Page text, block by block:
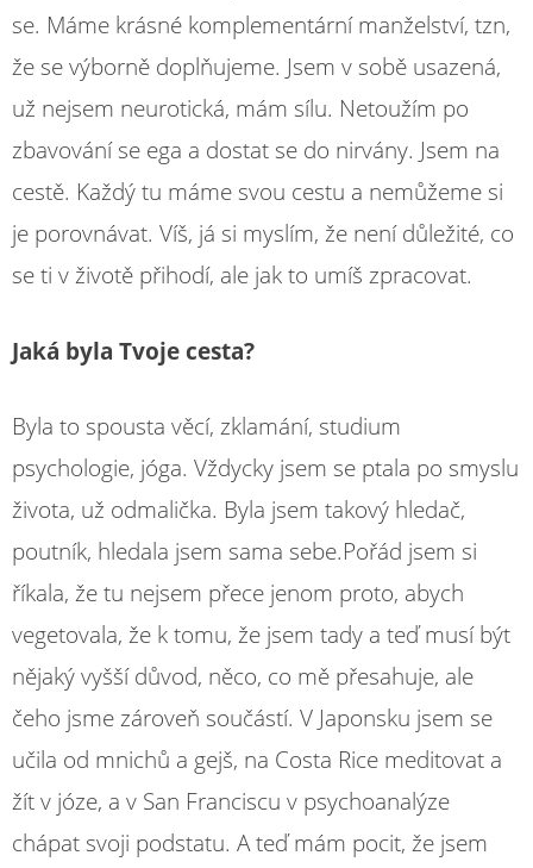
se. Máme krásné komplementární manželství, tzn,
že se výborně doplňujeme. Jsem v sobě usazená,
už nejsem neurotická, mám sílu. Netoužím po
zbavování se ega a dostat se do nirvány. Jsem na
cestě. Každý tu máme svou cestu a nemůžeme si
je porovnávat. Víš, já si myslím, že není důležité, co
se ti v životě přihodí, ale jak to umíš zpracovat.
Jaká byla Tvoje cesta?
Byla to spousta věcí, zklamání, studium
psychologie, jóga. Vždycky jsem se ptala po smyslu
života, už odmalička. Byla jsem takový hledač,
poutník, hledala jsem sama sebe.Pořád jsem si
říkala, že tu nejsem přece jenom proto, abych
vegetovala, že k tomu, že jsem tady a teď musí být
nějaký vyšší důvod, něco, co mě přesahuje, ale
čeho jsme zároveň součástí. V Japonsku jsem se
učila od mnichů a gejš, na Costa Rice meditovat a
žít v józe, a v San Franciscu v psychoanalýze
chápat svoji podstatu. A teď mám pocit, že jsem